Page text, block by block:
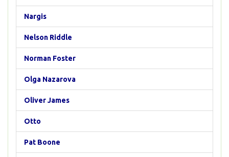
Nargis
Nelson Riddle
Norman Foster
Olga Nazarova
Oliver James
Otto
Pat Boone